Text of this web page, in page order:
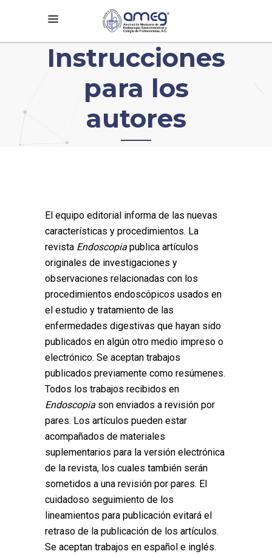
Instrucciones
para los
autores
El equipo editorial informa de las nuevas
características y procedimientos. La
revista Endoscopia publica artículos
originales de investigaciones y
observaciones relacionadas con los
procedimientos endoscópicos usados en
el estudio y tratamiento de las
enfermedades digestivas que hayan sido
publicados en algún otro medio impreso o
electrónico. Se aceptan trabajos
publicados previamente como resúmenes.
Todos los trabajos recibidos en
Endoscopia son enviados a revisión por
pares. Los artículos pueden estar
acompañados de materiales
suplementarios para la versión electrónica
de la revista, los cuales también serán
sometidos a una revisión por pares. El
cuidadoso seguimiento de los
lineamientos para publicación evitará el
retraso de la publicación de los artículos.
Se aceptan trabajos en español e inglés.